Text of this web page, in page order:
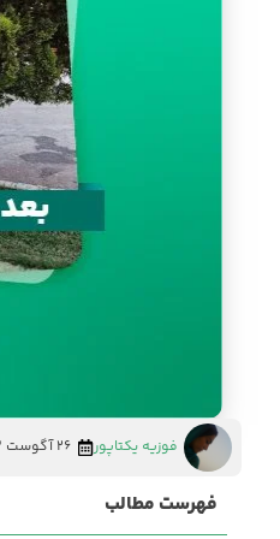
فوزیه یکتاپور 26 آگوست 2023
فهرست مطالب